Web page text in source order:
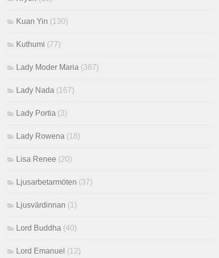
Kuan Yin (130)
Kuthumi (77)
Lady Moder Maria (387)
Lady Nada (167)
Lady Portia (3)
Lady Rowena (18)
Lisa Renee (20)
Ljusarbetarmöten (37)
Ljusvärdinnan (1)
Lord Buddha (40)
Lord Emanuel (12)